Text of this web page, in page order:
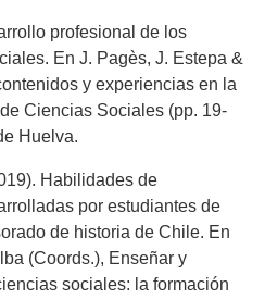
profesional de los
En J. Pagès, J. Estepa &
y experiencias en la
Ciencias Sociales (pp. 19-
Huelva.
Habilidades de
por estudiantes de
de historia de Chile. En
(Coords.), Enseñar y
sociales: la formación